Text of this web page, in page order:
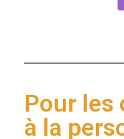
Pour les
à la